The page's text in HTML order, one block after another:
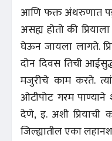
आणि फक्त अंथरुणात
असह्य होतो की
घेऊन जायला लागते.
दोन दिवस तिची
मजुरीचे काम करते.
ओटीपोट गरम
देणे, इ. अशी प्रियाची
जिल्ह्यातील एका